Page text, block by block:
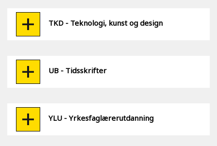
TKD - Teknologi, kunst og design
UB - Tidsskrifter
YLU - Yrkesfaglærerutdanning